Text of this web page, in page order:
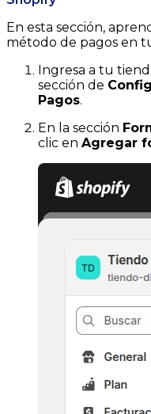
En esta sección,
método de pagos en
Ingresa a tu
sección de
Pagos.
En la sección
clic en Agregar